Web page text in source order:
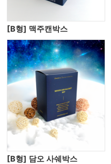
[B형] 맥주캔박스
[B형] 담오 사쉐박스